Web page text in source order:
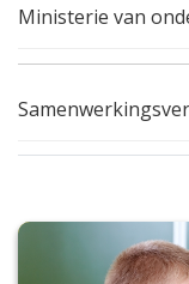
Ministerie van